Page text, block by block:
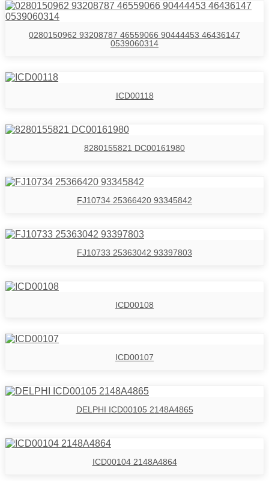
0280150962 93208787 46559066 90444453 46436147
0539060314
ICD00118
8280155821 DC00161980
FJ10734 25366420 93345842
FJ10733 25363042 93397803
ICD00108
ICD00107
DELPHI ICD00105 2148A4865
ICD00104 2148A4864